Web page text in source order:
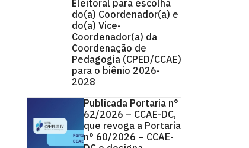
Eleitoral para escolha
do(a) Coordenador(a) e
do(a) Vice-
Coordenador(a) da
Coordenação de
Pedagogia (CPED/CCAE)
para o biênio 2026-
2028
Publicada Portaria n°
62/2026 – CCAE-DC,
que revoga a Portaria
n° 60/2026 – CCAE-